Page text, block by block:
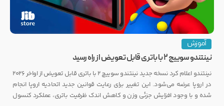
آموزش
نینتندو سوییچ ۲ با باتری قابل تعویض از راه رسید
نینتندو اعلام کرد نسخه جدید نینتندو سوییچ ۲ با باتری قابل تعویض از اواخر ۲۰۲۶
در اروپا عرضه می‌شود. این تغییر برای رعایت قوانین جدید اتحادیه اروپا انجام
شده و با وجود افزایش جزئی وزن و کاهش اندک ظرفیت باتری، عملکرد کنسول